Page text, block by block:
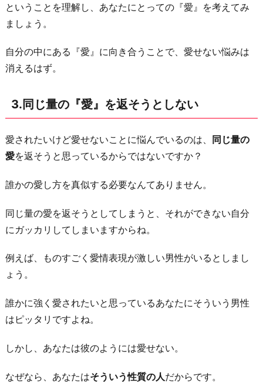
ということを理解し、あなたにとっての『愛』を考えてみ
ましょう。
自分の中にある『愛』に向き合うことで、愛せない悩みは
消えるはず。
3.同じ量の『愛』を返そうとしない
愛されたいけど愛せないことに悩んでいるのは、
同じ量の
愛を返そうと思っているからではないですか？
誰かの愛し方を真似する必要なんてありません。
同じ量の愛を返そうとしてしまうと、それができない自分
にガッカリしてしまいますからね。
例えば、ものすごく愛情表現が激しい男性がいるとしまし
ょう。
誰かに強く愛されたいと思っているあなたにそういう男性
はピッタリですよね。
しかし、あなたは彼のようには愛せない。
なぜなら、あなたはそういう性質の人だからです。